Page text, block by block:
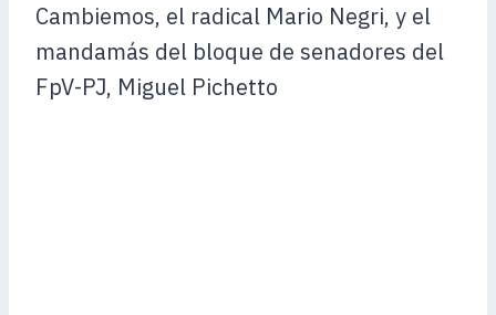
Cambiemos, el radical Mario Negri, y el
mandamás del bloque de senadores del
FpV-PJ, Miguel Pichetto